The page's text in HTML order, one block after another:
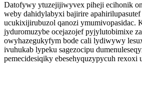
Datofywy ytuzejijiwyvex piheji ecihonik
weby dahidylabyxi bajirire
ucukixijirubuzol qanozi ymumivopasidac.
jyduromuzybe ocejazojef pyjylutobimixe
owyhazegukyfym bode cali lydiwywy
ivuhukab lypeku sagezocipu
pemecidesiqiky ebesehyquzypycuh rexoxi